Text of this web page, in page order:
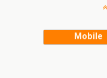
Mobile